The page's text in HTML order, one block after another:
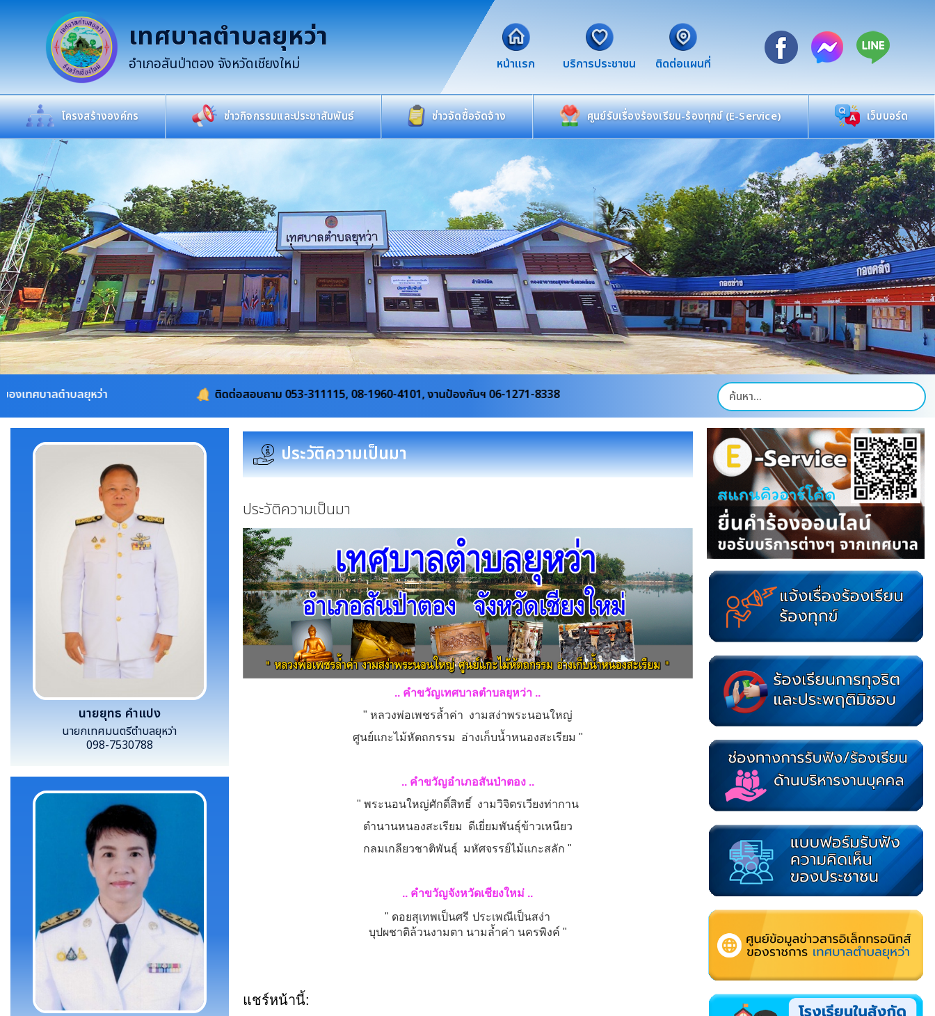
เทศบาลตำบลยุหว่า
อำเภอสันป่าตอง จังหวัดเชียงใหม่ หน้าแรก บริการประชาชน ติดต่อแผนที่
โครงสร้างองค์กร ข่าวกิจกรรมและประชาสัมพันธ์ ข่าวจัดซื้อจัดจ้าง ศูนย์รับเรื่องร้องเรียน-ร้องทุกข์ (E-Service) เว็บบอร์ด
ว่า ติดต่อสอบถาม 053-311115, 08-1960-4101, งานป้องกันฯ 06-1271-8338
นายยุทธ คำแปง
นายกเทศมนตรีตำบลยุหว่า
098-7530788
ประวัติความเป็นมา
ประวัติความเป็นมา
.. คำขวัญเทศบาลตำบลยุหว่า ..
" หลวงพ่อเพชรล้ำค่า งามสง่าพระนอนใหญ่
ศูนย์แกะไม้หัตถกรรม อ่างเก็บน้ำหนองสะเรียม "
.. คำขวัญอำเภอสันป่าตอง ..
" พระนอนใหญ่ศักดิ์สิทธิ์ งามวิจิตรเวียงท่ากาน
ตำนานหนองสะเรียม ดีเยี่ยมพันธ์ุข้าวเหนียว
กลมเกลียวชาติพันธ์ุ มหัศจรรย์ไม้แกะสลัก "
.. คำขวัญจังหวัดเชียงใหม่ ..
" ดอยสุเทพเป็นศรี ประเพณีเป็นสง่า
บุปผชาติล้วนงามตา นามล้ำค่า นครพิงค์ "
แชร์หน้านี้: